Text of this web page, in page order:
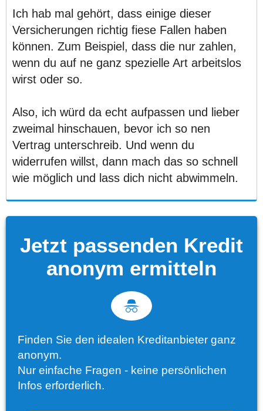
Ich hab mal gehört, dass einige dieser
Versicherungen richtig fiese Fallen haben
können. Zum Beispiel, dass die nur zahlen,
wenn du auf ne ganz spezielle Art arbeitslos
wirst oder so.
Also, ich würd da echt aufpassen und lieber
zweimal hinschauen, bevor ich so nen
Vertrag unterschreib. Und wenn du
widerrufen willst, dann mach das so schnell
wie möglich und lass dich nicht abwimmeln.
Jetzt passenden Kredit
anonym ermitteln
Finden Sie den idealen Kreditanbieter ganz
anonym.
Nur einfache Fragen - keine persönlichen
Infos erforderlich.